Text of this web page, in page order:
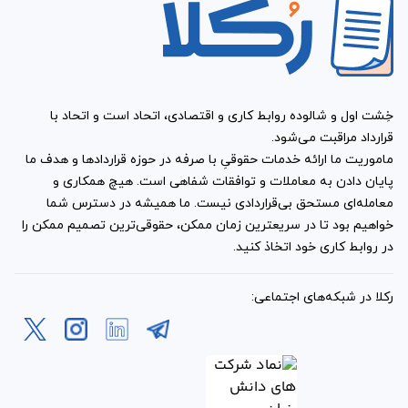
هنرجو، چه راه حلی را پیشنهاد
کرده است؟
نمونه قرارداد آموزش کاشت ناخن، دو راه حل را برای حل و
فصل دعاوی احتمالی مربی و هنرجو ارائه کرده است. در این
زمینه طرفین می‌توانند در زمان امضای قرارداد، یک مرجع را از
میان دو مرجع داوری و دادگاه انتخاب کنند. در صورتی که قصد
دارید از طریق داوری به دعاوی شما رسیدگی شود، ‌باید با
توافق طرف مقابل خود ‌شخصی را به عنوان داور انتخاب کنید.
در غیر این صورت دادگاه به اختلافات به وقوع پیوسته شما
چه بخشی از این قرارداد، ‌برای
امضا و اثر انگشت مربی و
خِشت اول و شالوده روابط کاری و اقتصادی، اتحاد است و اتحاد با
قرارداد مراقبت می‌شود.
ماموریت ما ارائه خدمات حقوقیِ با صرفه در حوزه قراردادها و هدف ما
پایان دادن به معاملات و توافقات شفاهی است. هیچ همکاری و
معامله‌ای مستحق بی‌قراردادی نیست. ما همیشه در دسترس شما
خواهیم بود تا در سریعترین زمان ممکن، حقوقی‌ترین تصمیم ممکن را
در روابط کاری خود اتخاذ کنید.
رکلا در شبکه‌های اجتماعی: